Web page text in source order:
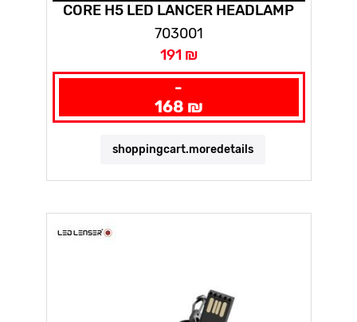
CORE H5 LED LANCER HEADLAMP
703001
191 ₪
-
168 ₪
shoppingcart.moredetails